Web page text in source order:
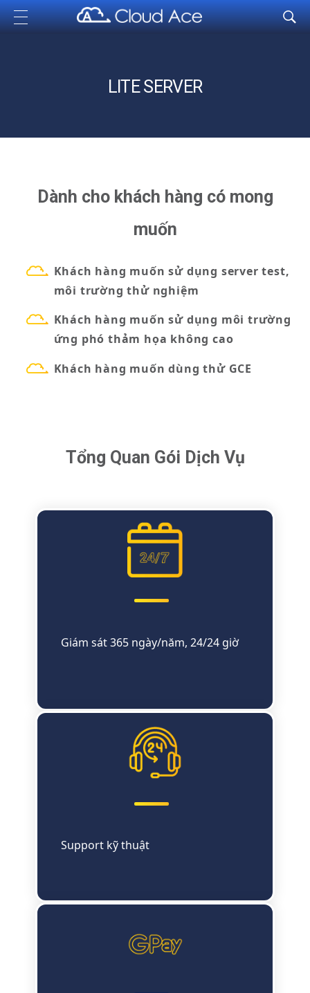
Cloud Ace
Nhà cung cấp giải pháp trên GCP cho doanh nghiệp
LITE SERVER
Dành cho khách hàng có mong
muốn
Khách hàng muốn sử dụng server test,
môi trường thử nghiệm
Khách hàng muốn sử dụng môi trường
ứng phó thảm họa không cao
Khách hàng muốn dùng thử GCE
Tổng Quan Gói Dịch Vụ
Giám sát 365 ngày/năm, 24/24 giờ
Support kỹ thuật